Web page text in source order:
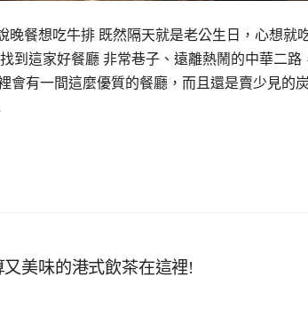
餐想吃牛排 既然隔天就是老公生日，心想就
到這家好餐廳 非常巷子、遠離熱鬧的中華二路
會有一間這麼優質的餐廳，而且還是賣少見的
美味的港式飲茶在這裡!